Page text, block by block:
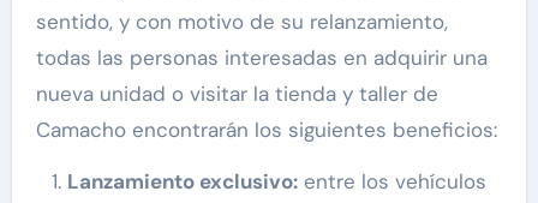
sentido, y con motivo de su relanzamiento,
todas las personas interesadas en adquirir una
nueva unidad o visitar la tienda y taller de
Camacho encontrarán los siguientes beneficios:
Lanzamiento exclusivo:entre los vehículos